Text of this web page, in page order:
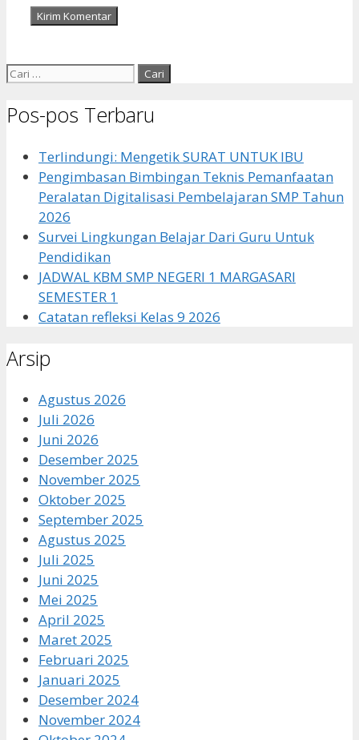
Cari
Pos-pos Terbaru
Terlindungi: Mengetik SURAT UNTUK IBU
Pengimbasan Bimbingan Teknis Pemanfaatan
Peralatan Digitalisasi Pembelajaran SMP Tahun
2026
Survei Lingkungan Belajar Dari Guru Untuk
Pendidikan
JADWAL KBM SMP NEGERI 1 MARGASARI
SEMESTER 1
Catatan refleksi Kelas 9 2026
Arsip
Agustus 2026
Juli 2026
Juni 2026
Desember 2025
November 2025
Oktober 2025
September 2025
Agustus 2025
Juli 2025
Juni 2025
Mei 2025
April 2025
Maret 2025
Februari 2025
Januari 2025
Desember 2024
November 2024